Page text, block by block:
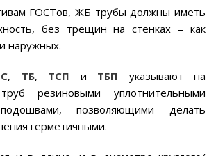
ГОСТов, ЖБ трубы должны иметь
без трещин на стенках – как
наружных.
, ТБ, ТСП и ТБП указывают на
резиновыми уплотнительными
позволяющими делать
герметичными.